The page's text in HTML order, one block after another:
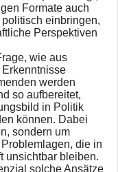
Formate auch
einbringen,
Perspektiven
wie aus
werden
so aufbereitet,
in Politik
können. Dabei
sondern um
die in
unsichtbar bleiben.
solche Ansätze